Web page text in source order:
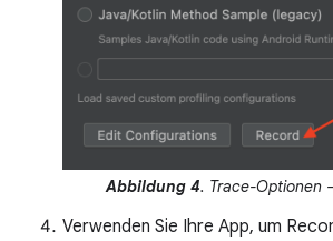
Abbildung 4. Trace-Optionen
Verwenden Sie Ihre App, um